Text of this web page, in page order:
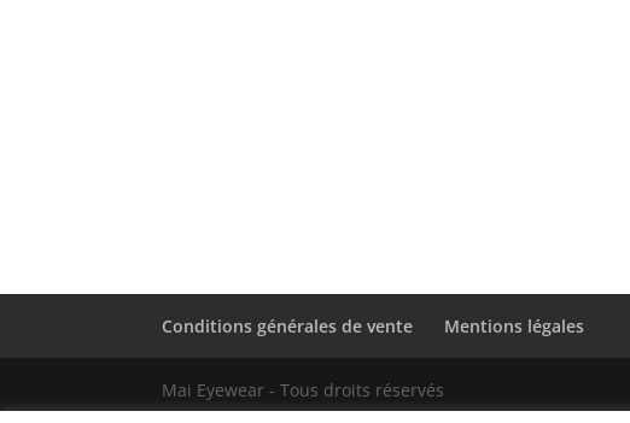
Conditions générales de vente Mentions légales
Mai Eyewear - Tous droits réservés